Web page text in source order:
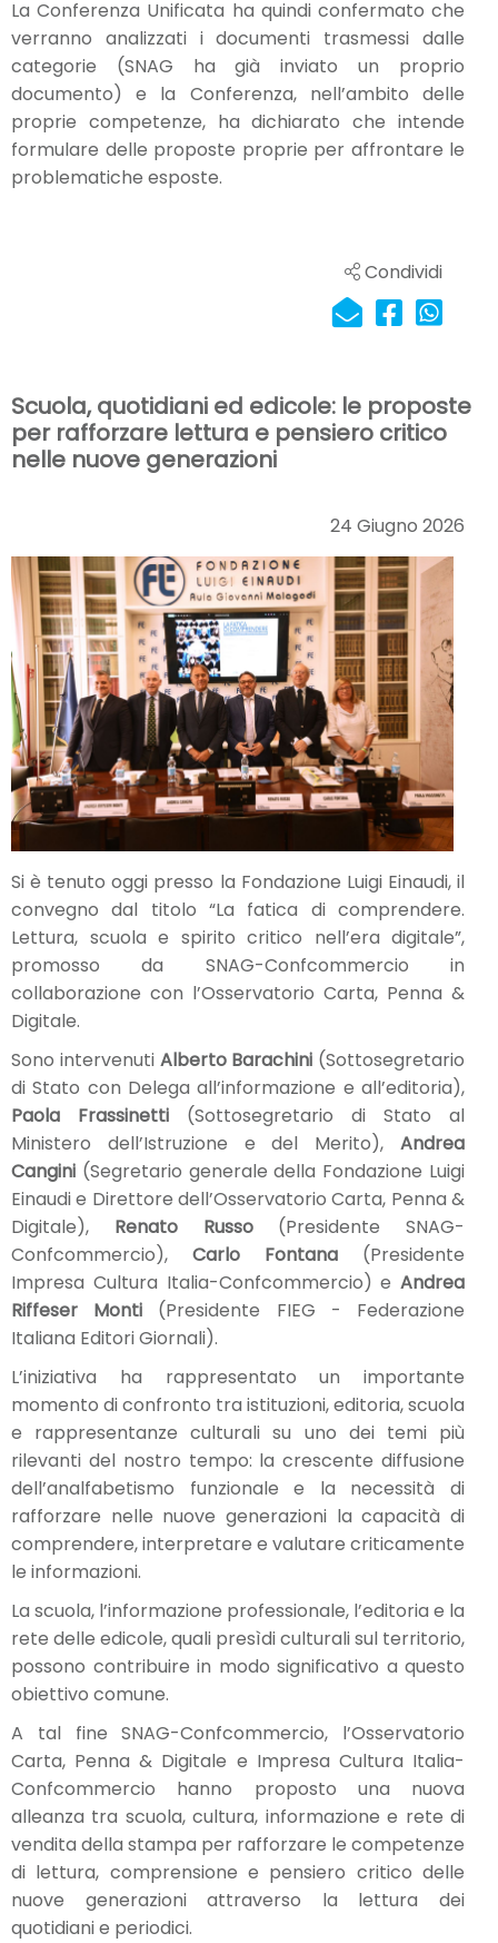
La Conferenza Unificata ha quindi confermato che
verranno analizzati i documenti trasmessi dalle
categorie (SNAG ha già inviato un proprio
documento) e la Conferenza, nell’ambito delle
proprie competenze, ha dichiarato che intende
formulare delle proposte proprie per affrontare le
problematiche esposte.
Condividi
Scuola, quotidiani ed edicole: le proposte
per rafforzare lettura e pensiero critico
nelle nuove generazioni
24 Giugno 2026
Si è tenuto oggi presso la Fondazione Luigi Einaudi, il
convegno dal titolo “La fatica di comprendere.
Lettura, scuola e spirito critico nell’era digitale”,
promosso da SNAG-Confcommercio in
collaborazione con l’Osservatorio Carta, Penna &
Digitale.
Sono intervenuti Alberto Barachini (Sottosegretario
di Stato con Delega all’informazione e all’editoria),
Paola Frassinetti (Sottosegretario di Stato al
Ministero dell’Istruzione e del Merito), Andrea
Cangini (Segretario generale della Fondazione Luigi
Einaudi e Direttore dell’Osservatorio Carta, Penna &
Digitale), Renato Russo(Presidente SNAG-
Confcommercio), Carlo Fontana (Presidente
Impresa Cultura Italia-Confcommercio) e Andrea
Riffeser Monti (Presidente FIEG - Federazione
Italiana Editori Giornali).
L’iniziativa ha rappresentato un importante
momento di confronto tra istituzioni, editoria, scuola
e rappresentanze culturali su uno dei temi più
rilevanti del nostro tempo: la crescente diffusione
dell’analfabetismo funzionale e la necessità di
rafforzare nelle nuove generazioni la capacità di
comprendere, interpretare e valutare criticamente
le informazioni.
La scuola, l’informazione professionale, l’editoria e la
rete delle edicole, quali presìdi culturali sul territorio,
possono contribuire in modo significativo a questo
obiettivo comune.
A tal fine SNAG-Confcommercio, l’Osservatorio
Carta, Penna & Digitale e Impresa Cultura Italia-
Confcommercio hanno proposto una nuova
alleanza tra scuola, cultura, informazione e rete di
vendita della stampa per rafforzare le competenze
di lettura, comprensione e pensiero critico delle
nuove generazioni attraverso la lettura dei
quotidiani e periodici.